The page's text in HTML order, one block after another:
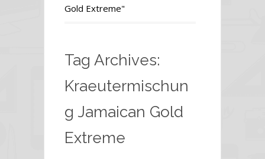
Gold Extreme"
Tag Archives:
Kraeutermischun
g Jamaican Gold
Extreme